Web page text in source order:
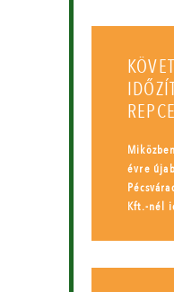
évre
Kft.-nél